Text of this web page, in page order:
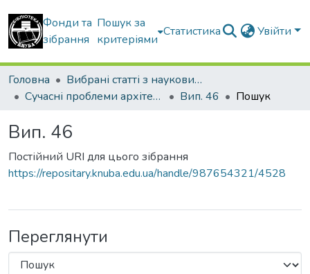
Фонди та
зібрання
Пошук за
критеріями
Статистика Увійти
Головна
Вибрані статті з наукових збірників КНУБА
Сучасні проблеми архітектури та містобудування
Вип. 46 Пошук
Вип. 46
Постійний URI для цього зібрання
https://repositary.knuba.edu.ua/handle/987654321/4528
Переглянути